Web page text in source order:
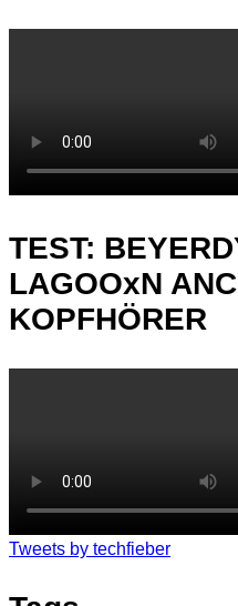
TEST:
LAGOOxN
KOPFHÖRER
Tweets by techfieber